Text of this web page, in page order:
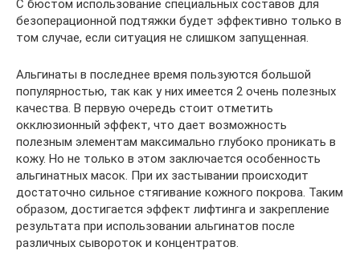
С бюстом использование специальных составов для
безоперационной подтяжки будет эффективно только в
том случае, если ситуация не слишком запущенная.
Альгинаты в последнее время пользуются большой
популярностью, так как у них имеется 2 очень полезных
качества. В первую очередь стоит отметить
окклюзионный эффект, что дает возможность
полезным элементам максимально глубоко проникать в
кожу. Но не только в этом заключается особенность
альгинатных масок. При их застывании происходит
достаточно сильное стягивание кожного покрова. Таким
образом, достигается эффект лифтинга и закрепление
результата при использовании альгинатов после
различных сывороток и концентратов.